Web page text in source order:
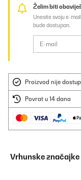
Želim biti
Unesite svoju e-
bude dostupan.
Proizvod nije
Povrat u 14 dana
Vrhunske značajke